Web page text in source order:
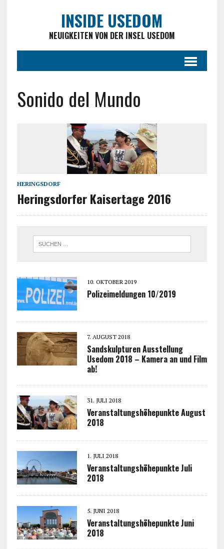
INSIDE USEDOM
NEUIGKEITEN VON DER INSEL USEDOM
Sonido del Mundo
HERINGSDORF
Heringsdorfer Kaisertage 2016
10. OKTOBER 2019
Polizeimeldungen 10/2019
7. AUGUST 2018
Sandskulpturen Ausstellung
Usedom 2018 – Kamera an und Film
ab!
31. JULI 2018
Veranstaltungshöhepunkte August
2018
1. JULI 2018
Veranstaltungshöhepunkte Juli
2018
5. JUNI 2018
Veranstaltungshöhepunkte Juni
2018